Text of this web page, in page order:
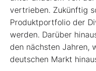
vertrieben. Zukünftig
Produktportfolio der
werden. Darüber
den nächsten Jahren,
deutschen Markt